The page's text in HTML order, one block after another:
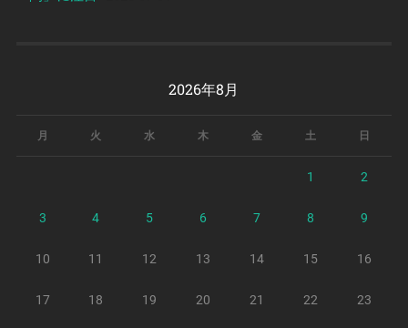
2026年8月
月 火 水 木 金 土 日
1 2
3 4 5 6 7 8 9
10 11 12 13 14 15 16
17 18 19 20 21 22 23